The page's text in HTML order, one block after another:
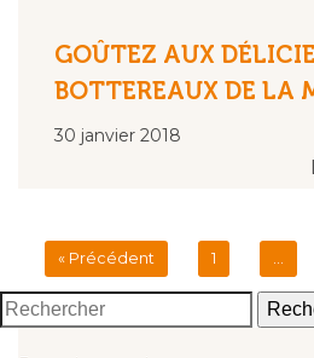
GOÛTEZ AUX
BOTTEREAUX DE LA
30 janvier 2018
« Précédent 1